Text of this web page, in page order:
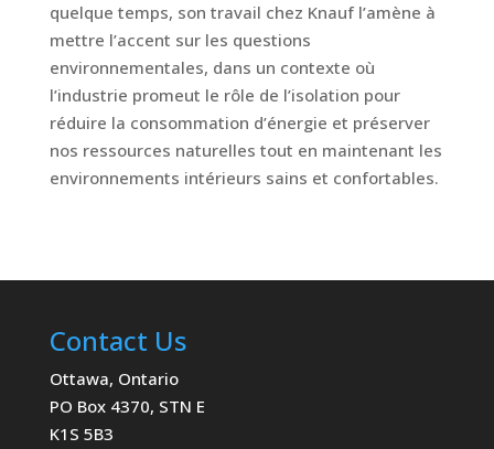
quelque temps, son travail chez Knauf l’amène à
mettre l’accent sur les questions
environnementales, dans un contexte où
l’industrie promeut le rôle de l’isolation pour
réduire la consommation d’énergie et préserver
nos ressources naturelles tout en maintenant les
environnements intérieurs sains et confortables.
Contact Us
Ottawa, Ontario
PO Box 4370, STN E
K1S 5B3